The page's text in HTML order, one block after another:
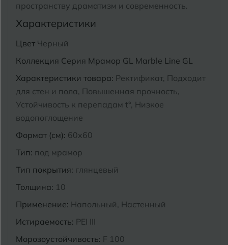
пространству драматизм и современность.
Характеристики
Цвет Черный
Коллекция Серия Мрамор GL Marble Line GL
Характеристики товара: Ректификат, Подходит
для стен и пола, Повышенная прочность,
Устойчивость к перепадам t°, Низкое
водопоглощение
Формат (см): 60x60
Тип: под мрамор
Тип покрытия: глянцевый
Толщина: 10
Применение: Напольный, Настенный
Истираемость: PEI III
Морозоустойчивость: F 100
Кемерово
Ковров
Кострома
Краснодар
Курганинск
Магнитогорск
Майкоп
Муром
Ульяновск
Уфа